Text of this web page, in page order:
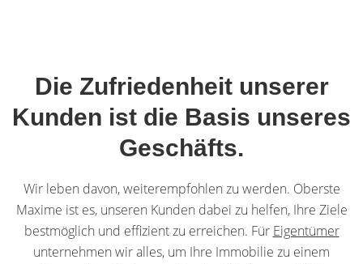
Die Zufriedenheit unserer
Kunden ist die Basis unseres
Geschäfts.
Wir leben davon, weiterempfohlen zu werden. Oberste
Maxime ist es, unseren Kunden dabei zu helfen, Ihre Ziele
bestmöglich und effizient zu erreichen. Für Eigentümer
unternehmen wir alles, um Ihre Immobilie zu einem